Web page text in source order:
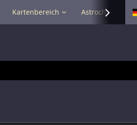
Kartenbereich Astrochat -